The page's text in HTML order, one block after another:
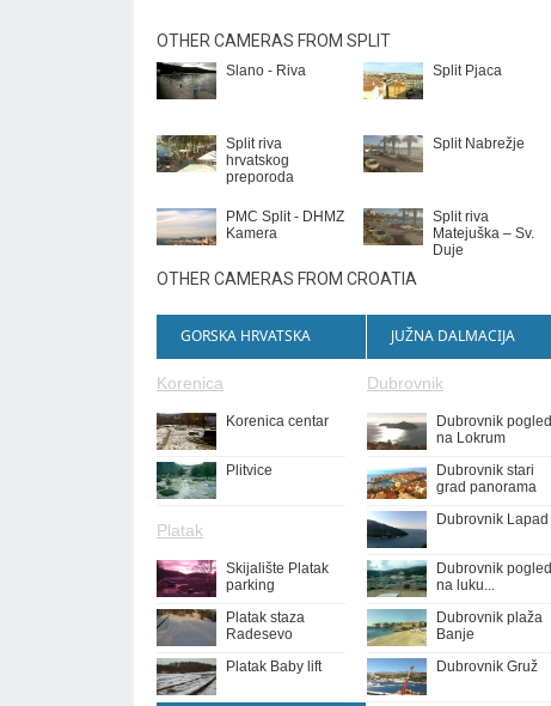
OTHER CAMERAS FROM SPLIT
Slano - Riva Split Pjaca
Split riva
hrvatskog
preporoda
Split Nabrežje
PMC Split - DHMZ
Kamera
Split riva
Matejuška – Sv.
Duje
OTHER CAMERAS FROM CROATIA
GORSKA HRVATSKA
Korenica
Korenica centar
Plitvice
Platak
Skijalište Platak
parking
Platak staza
Radesevo
Platak Baby lift
JUŽNA DALMACIJA
Dubrovnik
Dubrovnik pogled
na Lokrum
Dubrovnik stari
grad panorama
Dubrovnik Lapad
Dubrovnik pogled
na luku...
Dubrovnik plaža
Banje
Dubrovnik Gruž